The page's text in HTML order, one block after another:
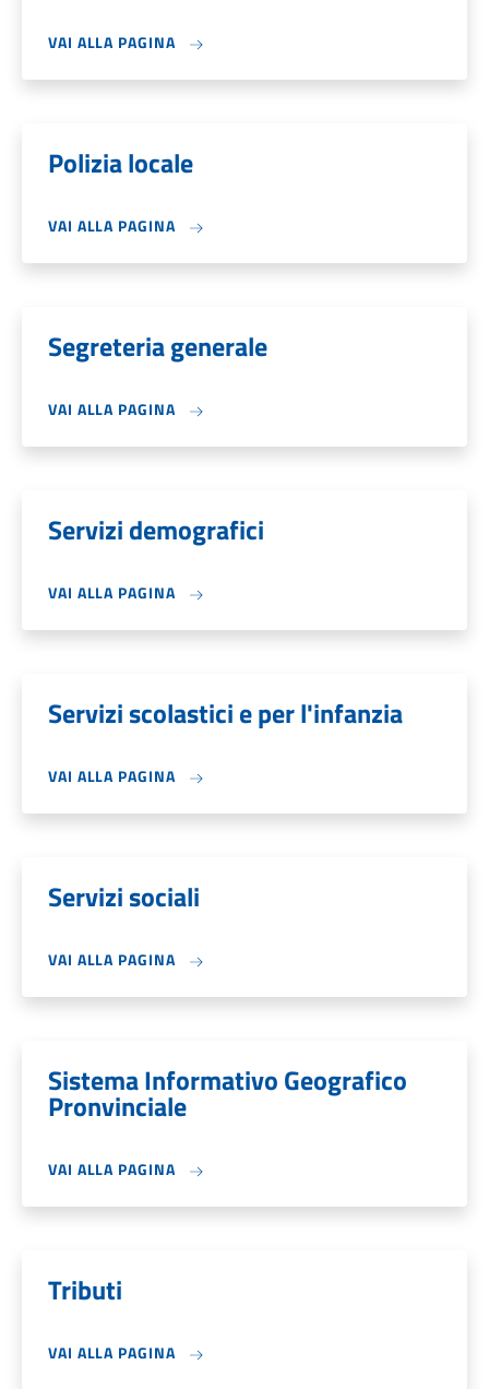
VAI ALLA PAGINA
Polizia locale
VAI ALLA PAGINA
Segreteria generale
VAI ALLA PAGINA
Servizi demografici
VAI ALLA PAGINA
Servizi scolastici e per l'infanzia
VAI ALLA PAGINA
Servizi sociali
VAI ALLA PAGINA
Sistema Informativo Geografico
Pronvinciale
VAI ALLA PAGINA
Tributi
VAI ALLA PAGINA